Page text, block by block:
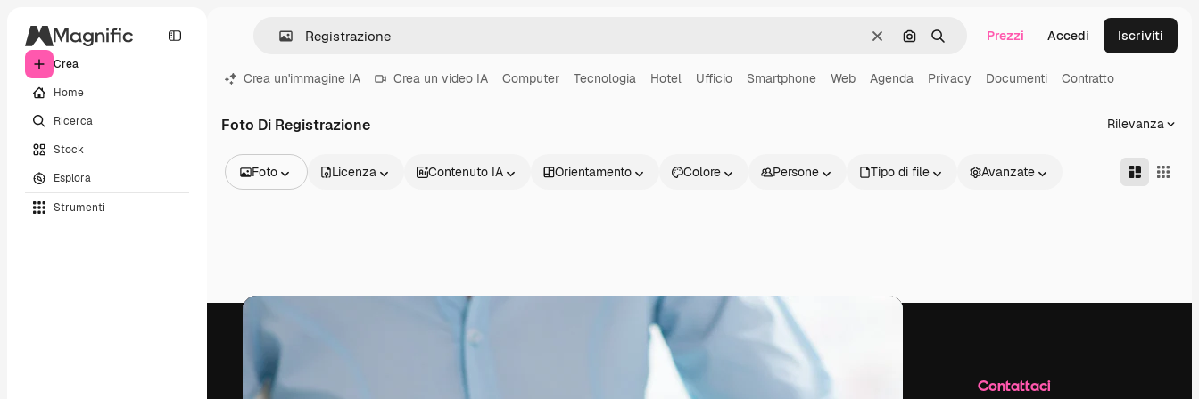
Crea
Home
Ricerca
Stock
Esplora
Strumenti
CancellaCerca per immagine
Ricerca Prezzi Accedi Iscriviti
Crea un'immagine IA Crea un video IA Computer Tecnologia Hotel Ufficio Smartphone Web Agenda Privacy Documenti Contratto
Foto Di Registrazione Rilevanza
Foto
Video
Motion graphic
Modelli di video
Modelli 3D
Font
Licenza Contenuto IA Orientamento Colore Persone Tipo di file Avanzate
Contattaci